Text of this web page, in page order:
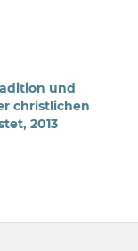
und
christlichen
2013